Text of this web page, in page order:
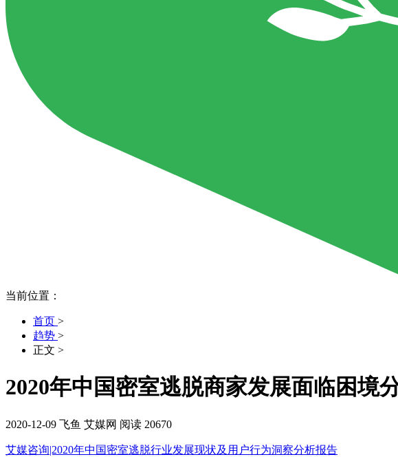
当前位置：
首页 >
趋势 >
正文 >
2020年中国密室逃脱商家发展面临困境
2020-12-09 飞鱼 艾媒网 阅读 20670
艾媒咨询|2020年中国密室逃脱行业发展现状及用户行为洞察分析报告